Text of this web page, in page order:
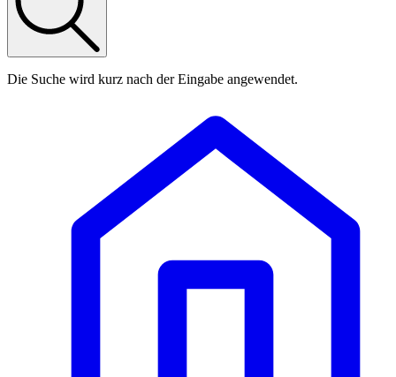
Die Suche wird kurz nach der Eingabe angewendet.